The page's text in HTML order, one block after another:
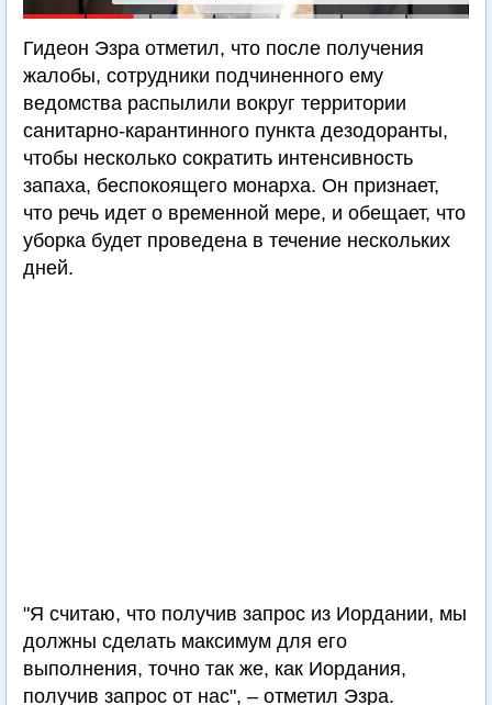
Гидеон Эзра отметил, что после получения
жалобы, сотрудники подчиненного ему
ведомства распылили вокруг территории
санитарно-карантинного пункта дезодоранты,
чтобы несколько сократить интенсивность
запаха, беспокоящего монарха. Он признает,
что речь идет о временной мере, и обещает, что
уборка будет проведена в течение нескольких
дней.
"Я считаю, что получив запрос из Иордании, мы
должны сделать максимум для его
выполнения, точно так же, как Иордания,
получив запрос от нас", – отметил Эзра.